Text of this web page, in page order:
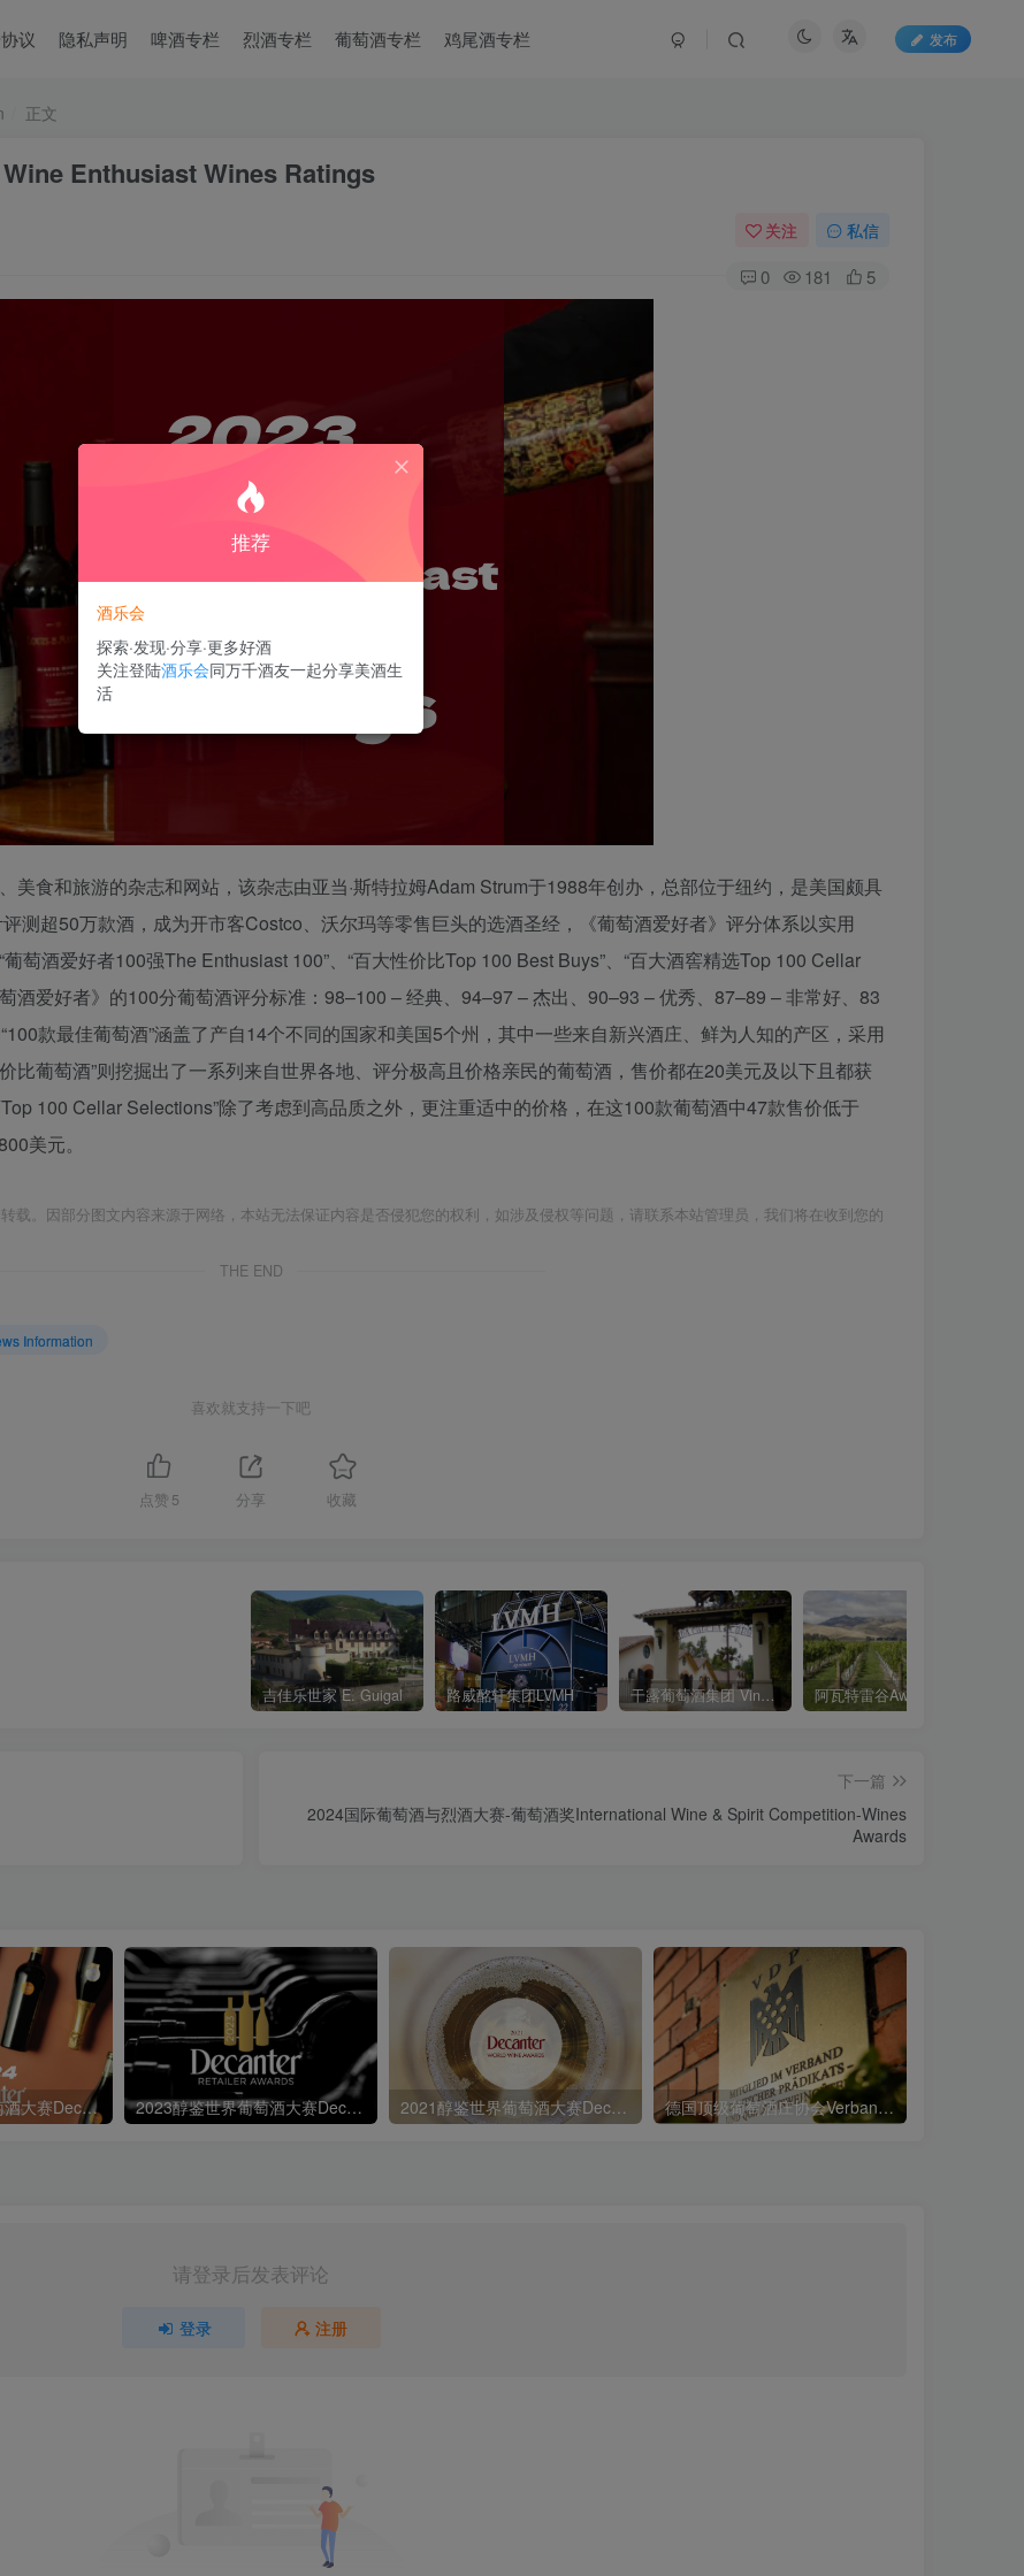
议 隐私声明 啤酒专栏 烈酒专栏 葡萄酒专栏 鸡尾酒专栏 发布
正文
Enthusiast Wines Ratings
关注 私信
0 181 5
美食和旅游的杂志和网站，该杂志由亚当·斯特拉姆Adam Strum于1988年创办，总部位于纽约，是美国颇具
测超50万款酒，成为开市客Costco、沃尔玛等零售巨头的选酒圣经，《葡萄酒爱好者》评分体系以实用
萄酒爱好者100强The Enthusiast 100”、“百大性价比Top 100 Best Buys”、“百大酒窖精选Top 100 Cellar
酒爱好者》的100分葡萄酒评分标准：98–100 – 经典、94–97 – 杰出、90–93 – 优秀、87–89 – 非常好、83
款最佳葡萄酒”涵盖了产自14个不同的国家和美国5个州，其中一些来自新兴酒庄、鲜为人知的产区，采用
比葡萄酒”则挖掘出了一系列来自世界各地、评分极高且价格亲民的葡萄酒，售价都在20美元及以下且都获
100 Cellar Selections”除了考虑到高品质之外，更注重适中的价格，在这100款葡萄酒中47款售价低于
美元。
载。因部分图文内容来源于网络，本站无法保证内容是否侵犯您的权利，如涉及侵权等问题，请联系本站管理员，我们将在收到您的
THE END
Information
喜欢就支持一下吧
点赞 5 分享 收藏
吉佳乐世家 E. Guigal 路威酩轩集团LVMH 干露葡萄酒集团 Vina Concha y Toro SA
下一篇
2024国际葡萄酒与烈酒大赛-葡萄酒奖International Wine & Spirit Competition-Wines
Awards
2024醇鉴世界葡萄酒大赛Decanter World Wine Awards 2023醇鉴世界葡萄酒大赛Decanter World Wine Awards 2021醇鉴世界葡萄酒大赛Decanter World Wine Awards 德国顶级葡萄酒庄协会Verband Deutscher Prädikatsweingüter eV
请登录后发表评论
登录 注册
推荐
酒乐会
探索·发现·分享·更多好酒
关注登陆酒乐会同万千酒友一起分享美酒生
活